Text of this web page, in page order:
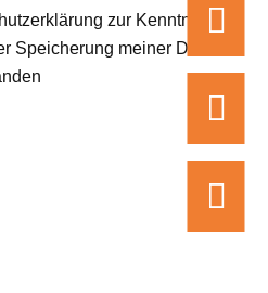



zur Kenntnis
Speicherung meiner Daten